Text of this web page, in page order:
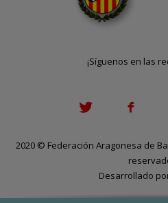
¡Síguenos en las
2020 © Federación Aragonesa de
Desarrollado